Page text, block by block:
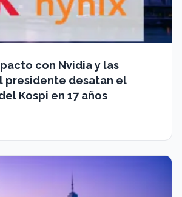
con Nvidia y las
presidente desatan el
Kospi en 17 años